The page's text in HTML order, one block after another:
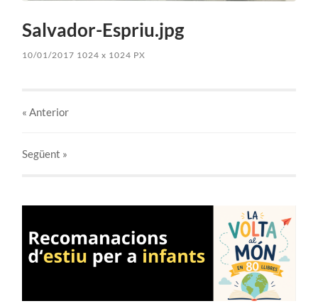
Salvador-Espriu.jpg
10/01/2017 1024x 1024 PX
« Anterior
Següent »